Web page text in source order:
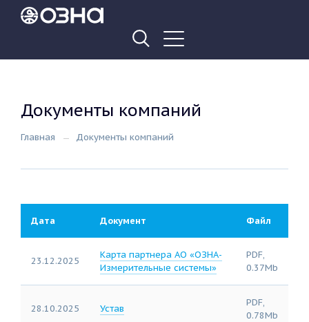
Документы компаний
Главная Документы компаний
Дата Документ Файл
23.12.2025
Карта партнера АО «ОЗНА-
Измерительные системы»
PDF,
0.37Mb
28.10.2025 Устав
PDF,
0.78Mb